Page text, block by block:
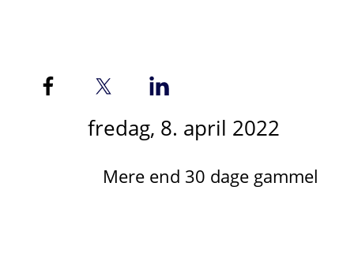
fredag, 8. april 2022
Mere end 30 dage gammel